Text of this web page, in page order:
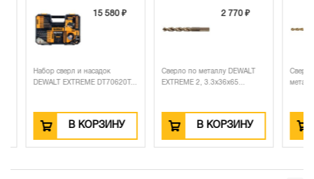
15 580 ₽
Набор сверл и насадок
DEWALT EXTREME DT70620T...
В КОРЗИНУ
2 770 ₽
Сверло по металлу DEWALT
EXTREME 2, 3.3x36x65...
В КОРЗИНУ
Сверло
металлу